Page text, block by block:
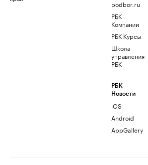
podbor.ru
РБК
Компании
РБК Курсы
Школа
управления
РБК
РБК
Новости
iOS
Android
AppGallery